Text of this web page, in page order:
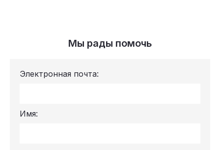
Мы рады помочь
Электронная почта:
Имя: